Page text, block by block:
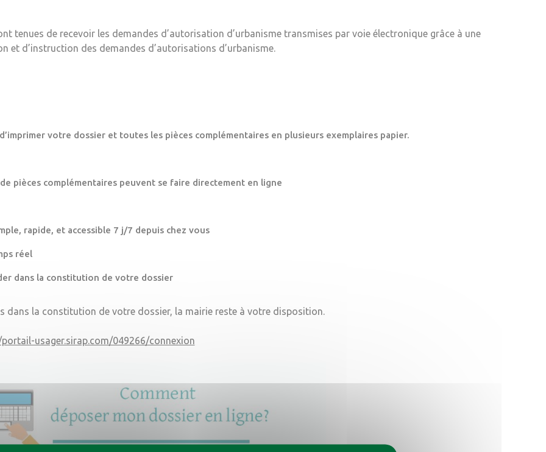
tenues de recevoir les demandes d’autorisation d’urbanisme transmises par voie électronique grâce à une
et d’instruction des demandes d’autorisations d’urbanisme.
votre dossier et toutes les pièces complémentaires en plusieurs exemplaires papier.
pièces complémentaires peuvent se faire directement en ligne
rapide, et accessible 7 j/7 depuis chez vous
réel
dans la constitution de votre dossier
dans la constitution de votre dossier, la mairie reste à votre disposition.
usager.sirap.com/049266/connexion